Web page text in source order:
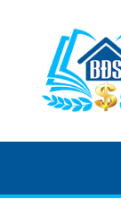
HỌC
SẢN